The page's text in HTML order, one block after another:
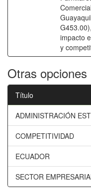
impacto
y
Otras
Título
ADMINISTRACIÓN
COMPETITIVIDAD
ECUADOR
SECTOR